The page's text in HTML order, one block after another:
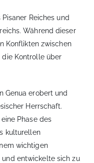
Reiches und
Während dieser
Konflikten zwischen
die Kontrolle über
Genua erobert und
Herrschaft.
Phase des
kulturellen
wichtigen
entwickelte sich zu